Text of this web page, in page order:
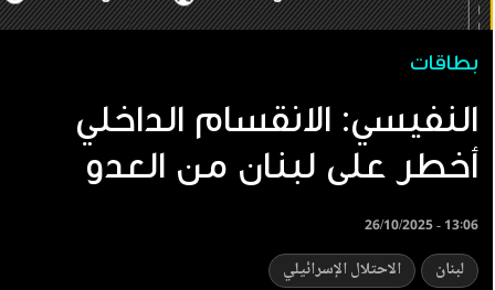
بطاقات
النفيسي: الانقسام الداخلي
أخطر على لبنان من العدو
26/10/2025 - 13:06
لبنان الاحتلال الإسرائيلي